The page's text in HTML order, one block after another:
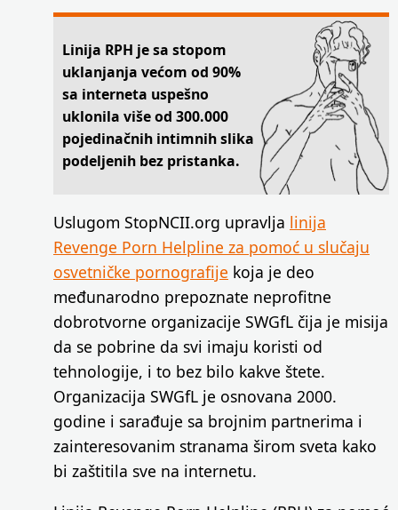
Linija RPH je sa stopom
uklanjanja većom od 90%
sa interneta uspešno
uklonila više od 300.000
pojedinačnih intimnih slika
podeljenih bez pristanka.
Uslugom StopNCII.org upravlja linija
Revenge Porn Helpline za pomoć u slučaju
osvetničke pornografije koja je deo
međunarodno prepoznate neprofitne
dobrotvorne organizacije SWGfL čija je misija
da se pobrine da svi imaju koristi od
tehnologije, i to bez bilo kakve štete.
Organizacija SWGfL je osnovana 2000.
godine i sarađuje sa brojnim partnerima i
zainteresovanim stranama širom sveta kako
bi zaštitila sve na internetu.